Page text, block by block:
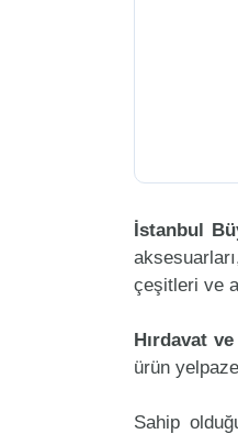
İstanbul
çeşitleri ve
Hırdavat
ürün
Sahip